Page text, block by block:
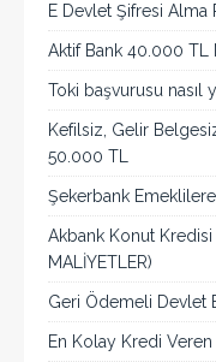
E Devlet Şifresi Alma
Aktif Bank 40.000 TL
Toki başvurusu nasıl
Kefilsiz, Gelir
50.000 TL
Şekerbank
Akbank Konut Kredisi
MALİYETLER)
Geri Ödemeli Devlet
En Kolay Kredi Veren